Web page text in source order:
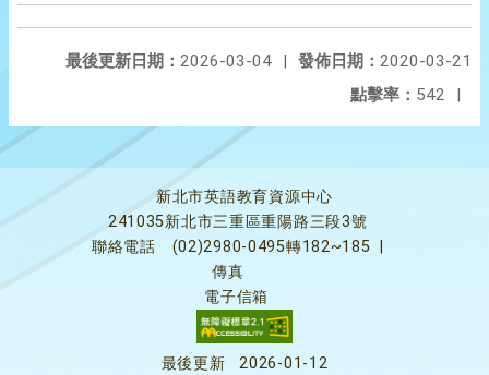
發佈日期： 2020-03-21
最後更新日期： 2026-03-04
|
點擊率： 542 |
新北市英語教育資源中心
241035新北市三重區重陽路三段3號
聯絡電話
(02)2980-0495轉182~185
傳真
電子信箱
最後更新 2026-01-12